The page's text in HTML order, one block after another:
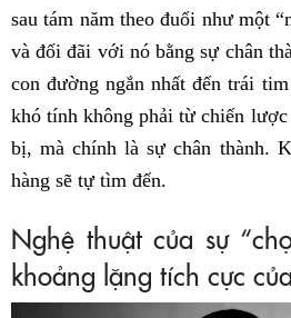
sau tám năm theo đuổi như một
và đối đãi với nó bằng sự chân
con đường ngắn nhất đến trái
khó tính không phải từ chiến
bị, mà chính là sự chân thành.
hàng sẽ tự tìm đến.
Nghệ thuật của sự
khoảng lặng tích cực